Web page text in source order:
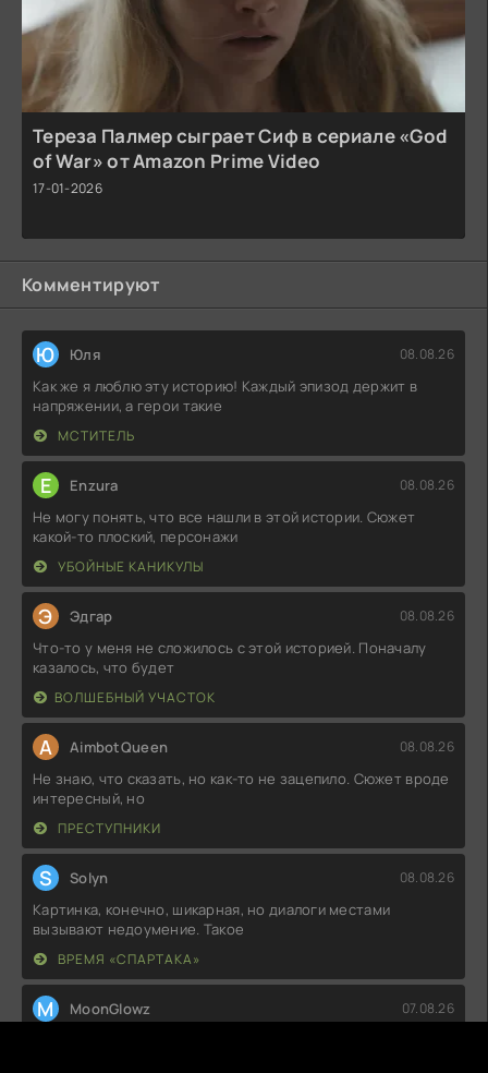
Тереза Палмер сыграет Сиф в сериале «God
of War» от Amazon Prime Video
17-01-2026
Комментируют
Ю Юля 08.08.26
Как же я люблю эту историю! Каждый эпизод держит в
напряжении, а герои такие
МСТИТЕЛЬ
E Enzura 08.08.26
Не могу понять, что все нашли в этой истории. Сюжет
какой-то плоский, персонажи
УБОЙНЫЕ КАНИКУЛЫ
Э Эдгар 08.08.26
Что-то у меня не сложилось с этой историей. Поначалу
казалось, что будет
ВОЛШЕБНЫЙ УЧАСТОК
A AimbotQueen 08.08.26
Не знаю, что сказать, но как-то не зацепило. Сюжет вроде
интересный, но
ПРЕСТУПНИКИ
S Solyn 08.08.26
Картинка, конечно, шикарная, но диалоги местами
вызывают недоумение. Такое
ВРЕМЯ «СПАРТАКА»
M MoonGlowz 07.08.26